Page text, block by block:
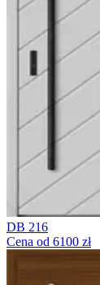
DB 216
Cena od 6100 zł